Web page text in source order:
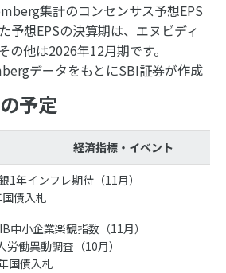
集計のコンセンサス予想EPS
予想EPSの決算期は、エヌビディ
の他は2026年12月期です。
データをもとにSBI証券が作成
予定
経済指標・イベント
1年インフレ期待（11月）
国債入札
中小企業楽観指数（11月）
労働異動調査（10月）
国債入札